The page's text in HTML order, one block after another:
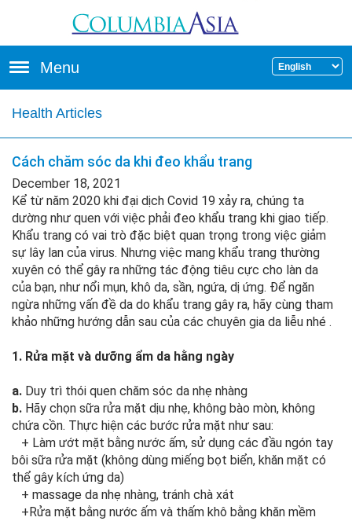
Menu
Health Articles
Cách chăm sóc da khi đeo khẩu trang
December 18, 2021
Kể từ năm 2020 khi đại dịch Covid 19 xảy ra, chúng ta
dường như quen với việc phải đeo khẩu trang khi giao tiếp.
Khẩu trang có vai trò đặc biệt quan trọng trong việc giảm
sự lây lan của virus. Nhưng việc mang khẩu trang thường
xuyên có thể gây ra những tác động tiêu cực cho làn da
của bạn, như nổi mụn, khô da, sần, ngứa, dị ứng. Để ngăn
ngừa những vấn đề da do khẩu trang gây ra, hãy cùng tham
khảo những hướng dẫn sau của các chuyên gia da liễu nhé .
1. Rửa mặt và dưỡng ẩm da hằng ngày
a. Duy trì thói quen chăm sóc da nhẹ nhàng
b. Hãy chọn sữa rửa mặt dịu nhẹ, không bào mòn, không
chứa cồn. Thực hiện các bước rửa mặt như sau:
+ Làm ướt mặt bằng nước ấm, sử dụng các đầu ngón tay
bôi sữa rửa mặt (không dùng miếng bọt biển, khăn mặt có
thể gây kích ứng da)
+ massage da nhẹ nhàng, tránh chà xát
+Rửa mặt bằng nước ấm và thấm khô bằng khăn mềm